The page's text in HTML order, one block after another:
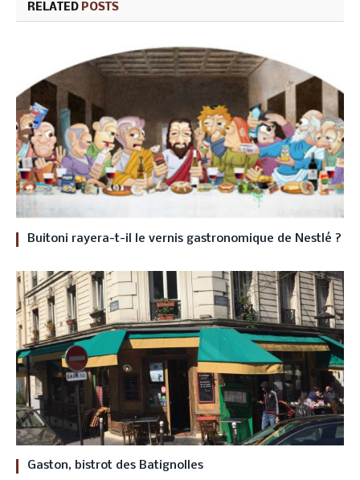
RELATED POSTS
Buitoni rayera-t-il le vernis gastronomique de Nestlé ?
Gaston, bistrot des Batignolles